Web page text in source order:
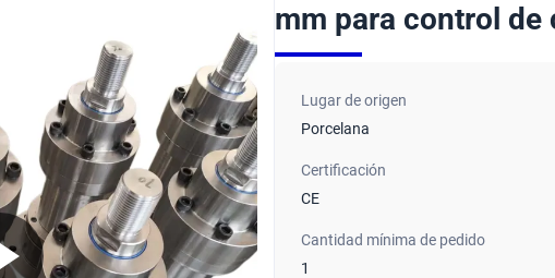
mm para control de
Lugar de origen
Porcelana
Certificación
CE
Cantidad mínima de pedido
1